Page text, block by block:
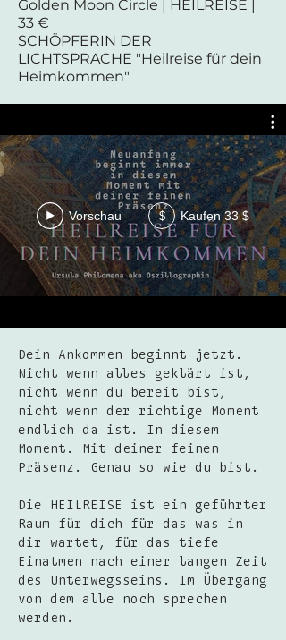
Golden Moon Circle | HEILREISE |
33 €
SCHÖPFERIN DER
LICHTSPRACHE "Heilreise für dein
Heimkommen"
Vorschau $ Kaufen 33 $
Dein Ankommen beginnt jetzt.
Nicht wenn alles geklärt ist,
nicht wenn du bereit bist,
nicht wenn der richtige Moment
endlich da ist. In diesem
Moment. Mit deiner feinen
Präsenz. Genau so wie du bist.
Die HEILREISE ist ein geführter
Raum für dich für das was in
dir wartet, für das tiefe
Einatmen nach einer langen Zeit
des Unterwegsseins. Im Übergang
von dem alle noch sprechen
werden.